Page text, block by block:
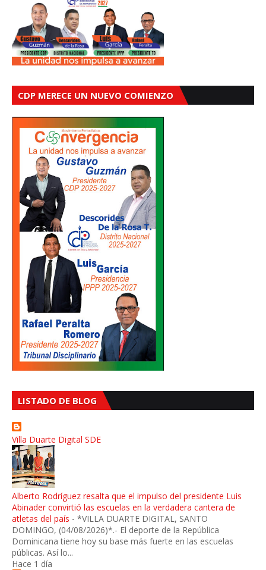
CDP MERECE UN NUEVO COMIENZO
LISTADO DE BLOG
Villa Duarte Digital SDE
Alberto Rodríguez resalta que el impulso del presidente Luis
Abinader convirtió las escuelas en la verdadera cantera de
atletas del país - *VILLA DUARTE DIGITAL, SANTO
DOMINGO, (04/08/2026)*.- El deporte de la República
Dominicana tiene hoy su base más fuerte en las escuelas
públicas. Así lo...
Hace 1 día